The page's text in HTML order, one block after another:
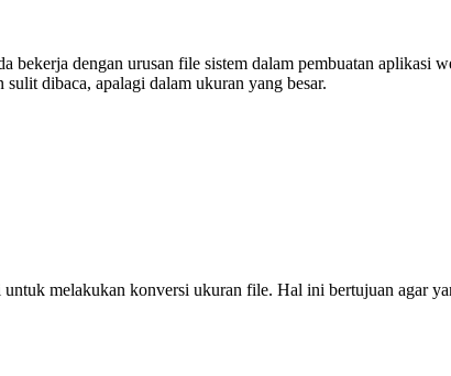
bekerja dengan urusan file sistem dalam pembuatan aplikasi
dibaca, apalagi dalam ukuran yang besar.
melakukan konversi ukuran file. Hal ini bertujuan agar